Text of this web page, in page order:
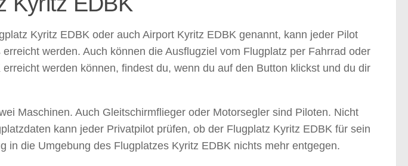
Kyritz EDBK oder auch Airport Kyritz EDBK genannt, kann jeder Pilot
werden. Auch können die Ausflugziel vom Flugplatz per Fahrrad oder
werden können, findest du, wenn du auf den Button klickst und du dir
Maschinen. Auch Gleitschirmflieger oder Motorsegler sind Piloten. Nicht
kann jeder Privatpilot prüfen, ob der Flugplatz Kyritz EDBK für sein
die Umgebung des Flugplatzes Kyritz EDBK nichts mehr entgegen.